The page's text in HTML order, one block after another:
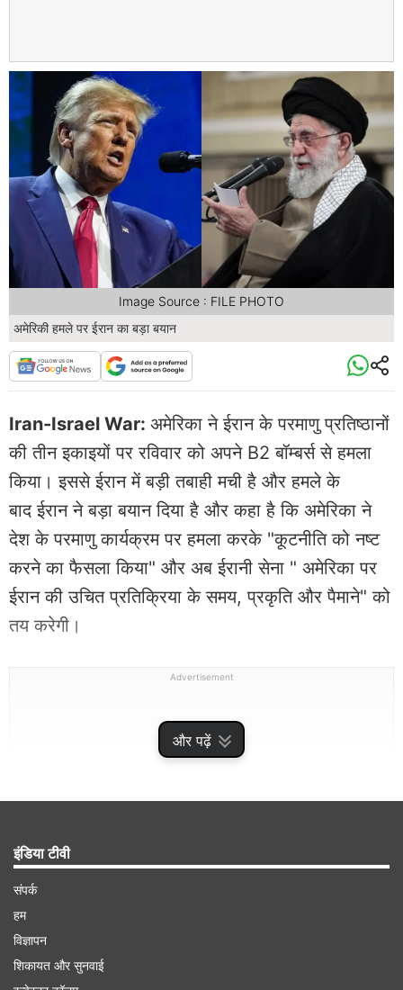
और पढ़ें
अमेरिकी हमले पर ईरान का बड़ा बयान
Image Source : FILE PHOTO
Iran-Israel War: अमेरिका ने ईरान के परमाणु प्रतिष्ठानों
की तीन इकाइयों पर रविवार को अपने B2 बॉम्बर्स से हमला
किया। इससे ईरान में बड़ी तबाही मची है और हमले के
बाद ईरान ने बड़ा बयान दिया है और कहा है कि अमेरिका ने
देश के परमाणु कार्यक्रम पर हमला करके "कूटनीति को नष्ट
करने का फैसला किया" और अब ईरानी सेना " अमेरिका पर
ईरान की उचित प्रतिक्रिया के समय, प्रकृति और पैमाने" को
तय करेगी।
Advertisement
अब ईरानी सेना तय करेगी-कैसे जवाब देना है
इंडिया टीवी
संपर्क
हम
विज्ञापन
शिकायत और सुनवाई